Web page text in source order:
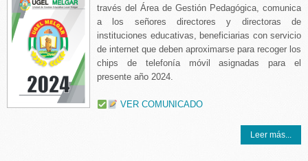
través del Área de Gestión Pedagógica, comunica
a los señores directores y directoras de
instituciones educativas, beneficiarias con servicio
de internet que deben aproximarse para recoger los
chips de telefonía móvil asignadas para el
presente año 2024.
VER COMUNICADO
Leer más...